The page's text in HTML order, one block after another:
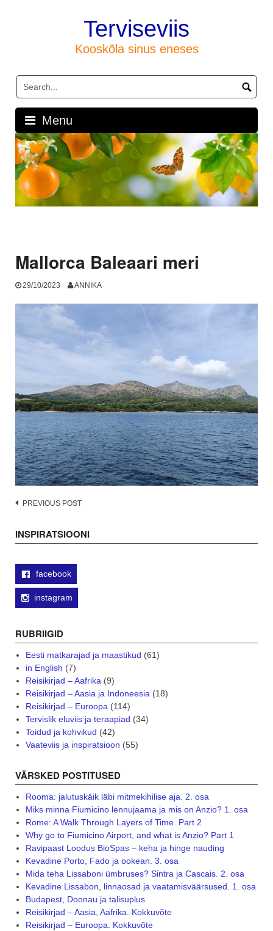
Terviseviis
Kooskõla sinus eneses
Menu
Mallorca Baleaari meri
29/10/2023 ANNIKA
Post
PREVIOUS POST
INSPIRATSIOONI
facebook
instagram
RUBRIIGID
Eesti matkarajad ja maastikud (61)
in English (7)
Reisikirjad – Aafrika(9)
Reisikirjad – Aasia ja Indoneesia(18)
Reisikirjad – Euroopa(114)
Tervislik eluviis ja teraapiad (34)
Toidud ja kohvikud (42)
Vaateviis ja inspiratsioon (55)
VÄRSKED POSTITUSED
Rooma: jalutuskäik läbi mitmekihilise aja. 2. osa
Miks minna Fiumicino lennujaama ja mis on Anzio? 1. osa
Rome: A Walk Through Layers of Time. Part 2
Why go to Fiumicino Airport, and what is Anzio? Part 1
Ravipaast Loodus BioSpas – keha ja hinge nauding
Kevadine Porto, Fado ja ookean. 3. osa
Mida teha Lissaboni ümbruses? Sintra ja Cascais. 2. osa
Kevadine Lissabon, linnaosad ja vaatamisväärsused. 1. osa
Budapest, Doonau ja talisuplus
Reisikirjad – Aasia, Aafrika. Kokkuvõte
Reisikirjad – Euroopa. Kokkuvõte